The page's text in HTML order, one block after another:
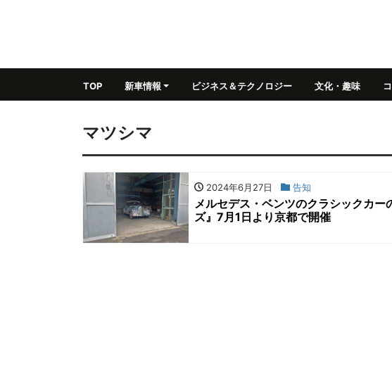
TOP 新車情報 ビジネス＆テクノロジー 文化・趣味
マツシマ
2024年6月27日 告知
メルセデス・ベンツのクラシックカ
ズ』7月1日より京都で開催